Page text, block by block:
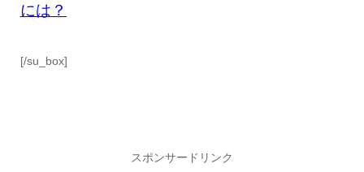
には？
[/su_box]
スポンサードリンク